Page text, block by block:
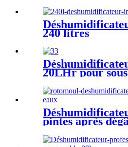
240 litres
20LHr pour
pintes après